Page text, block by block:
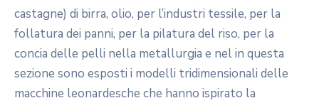
castagne) di birra, olio, per l’industri tessile, per la
follatura dei panni, per la pilatura del riso, per la
concia delle pelli nella metallurgia e nel in questa
sezione sono esposti i modelli tridimensionali delle
macchine leonardesche che hanno ispirato la